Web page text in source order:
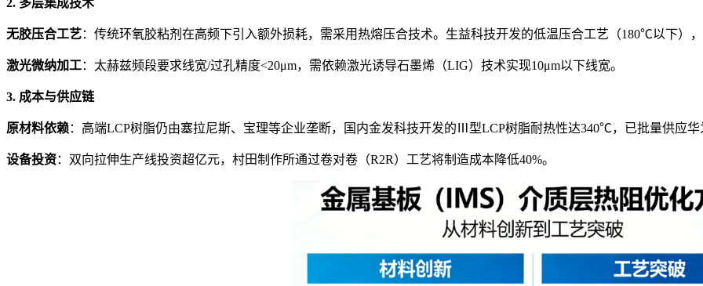
无胶压合工艺：传统环氧胶粘剂在高频下引入额外损耗，需采用热熔压合技术。生益科技开发的低温压合工艺（180℃以下）
激光微纳加工：太赫兹频段要求线宽/过孔精度<20μm，需依赖激光诱导石墨烯（LIG）技术实现10μm以下线宽。
3. 成本与供应链
原材料依赖：高端LCP树脂仍由塞拉尼斯、宝理等企业垄断，国内金发科技开发的Ⅲ型LCP树脂耐热性达340℃，已批量供应华
设备投资：双向拉伸生产线投资超亿元，村田制作所通过卷对卷（R2R）工艺将制造成本降低40%。